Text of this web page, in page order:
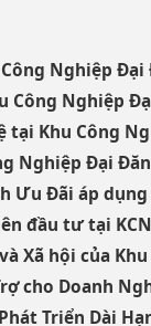
Nghiệp Đại
Công Nghiệp
tại Khu Công
Nghiệp Đại
Ưu Đãi áp
đầu tư tại
Xã hội của
cho Doanh
Triển Dài